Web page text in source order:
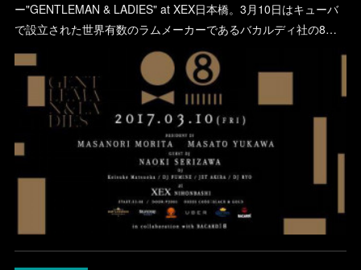
ー"GENTLEMAN & LADIES" at XEX日本橋。3月10日はキューバ
で設立された世界有数のラムメーカーであるバカルディ社の8…